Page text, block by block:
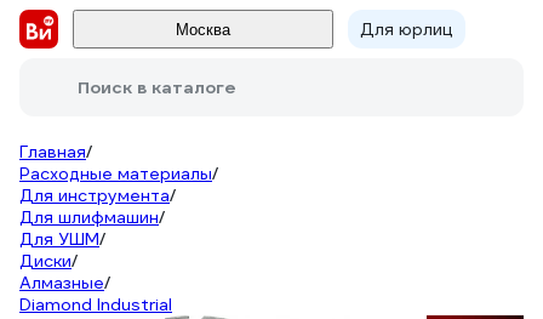
Москва Для юрлиц
Поиск в каталоге
Главная/
Расходные материалы/
Для инструмента/
Для шлифмашин/
Для УШМ/
Диски/
Алмазные/
Diamond Industrial